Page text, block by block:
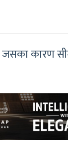
जसका कारण